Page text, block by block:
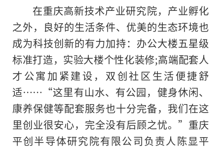
在重庆高新技术产业研究院，产业孵化
之外，良好的生活条件、优美的生态环境也
成为科技创新的有力加持：办公大楼五星级
标准打造，实验大楼个性化装修;高端配套人
才公寓加紧建设，双创社区生活便捷舒
适……“这里有山水、有公园，健身休闲、
康养保健等配套服务也十分完备，我们在这
里创业很安心，完全没有后顾之忧。”重庆
平创半导体研究院有限公司负责人陈显平